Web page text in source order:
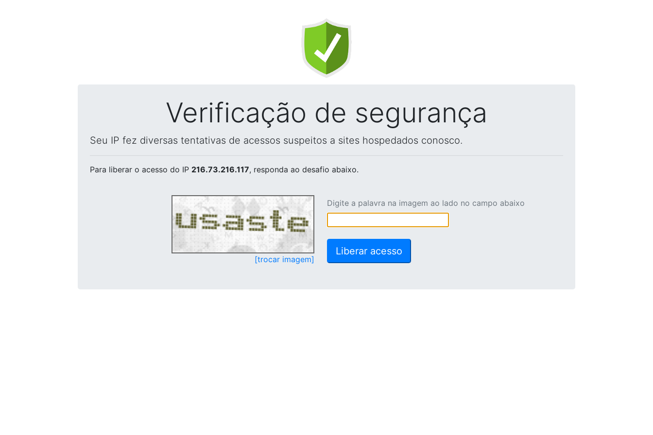
Verificação de segurança
Seu IP fez diversas tentativas de acessos suspeitos a sites hospedados conosco.
Para liberar o acesso do IP 216.73.216.117, responda ao desafio abaixo.
[trocar imagem]
Digite a palavra na imagem ao lado no campo abaixo